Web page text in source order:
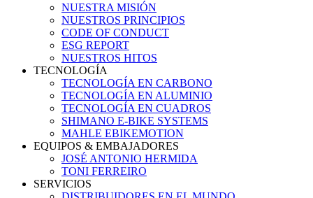
NUESTRA MISIÓN
NUESTROS PRINCIPIOS
CODE OF CONDUCT
ESG REPORT
NUESTROS HITOS
TECNOLOGÍA
TECNOLOGÍA EN CARBONO
TECNOLOGÍA EN ALUMINIO
TECNOLOGÍA EN CUADROS
SHIMANO E-BIKE SYSTEMS
MAHLE EBIKEMOTION
EQUIPOS & EMBAJADORES
JOSÉ ANTONIO HERMIDA
TONI FERREIRO
SERVICIOS